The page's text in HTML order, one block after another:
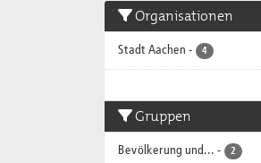
Organisationen
Stadt Aachen - 4
Gruppen
Bevölkerung und... - 2